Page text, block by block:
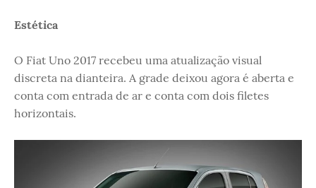
Estética
O Fiat Uno 2017 recebeu uma atualização visual
discreta na dianteira. A grade deixou agora é aberta e
conta com entrada de ar e conta com dois filetes
horizontais.